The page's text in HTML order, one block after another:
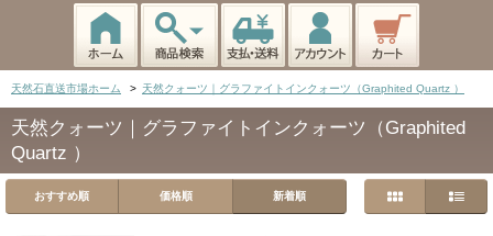
天然石直送市場ホーム > 天然クォーツ｜グラファイトインクォーツ（Graphited Quartz ）
天然クォーツ｜グラファイトインクォーツ（Graphited
Quartz ）
おすすめ順 価格順 新着順